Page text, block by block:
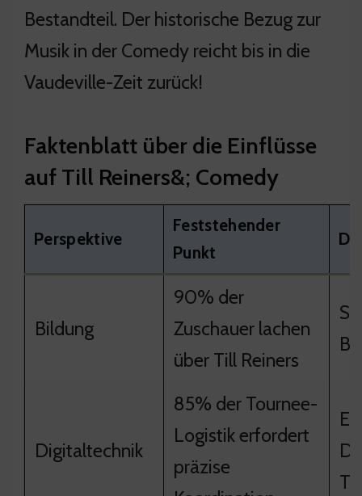
Bestandteil. Der historische Bezug zur
Musik in der Comedy reicht bis in die
Vaudeville-Zeit zurück!
Faktenblatt über die Einflüsse
auf Till Reiners&; Comedy
Perspektive
Feststehender
Punkt
Bildung
90% der
Zuschauer lachen
über Till Reiners
Digitaltechnik
85% der Tournee-
Logistik erfordert
präzise